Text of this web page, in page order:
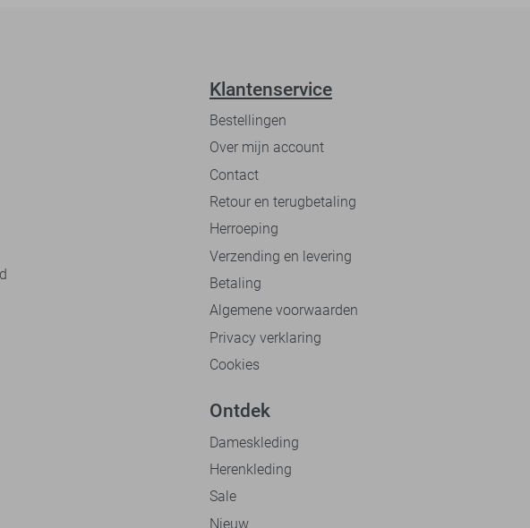
Klantenservice
Bestellingen
Over mijn account
Contact
Retour en terugbetaling
Herroeping
Verzending en levering
Betaling
Algemene voorwaarden
Privacy verklaring
Cookies
Ontdek
Dameskleding
Herenkleding
Sale
Nieuw